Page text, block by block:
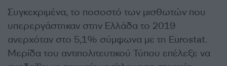
Συγκεκριμένα, το ποσοστό των μισθωτών που
υπερεργάστηκαν στην Ελλάδα το 2019
ανερχόταν στο 5,1% σύμφωνα με τη Eurostat.
Μερίδα του αντιπολιτευτικού Τύπου επέλεξε να